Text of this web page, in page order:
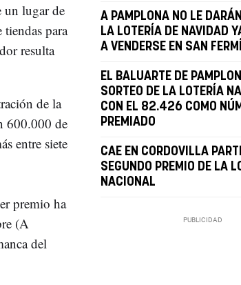
un lugar de
para
resulta
de la
600.000 de
entre siete
premio ha
(A
del
A PAMPLONA NO LE
LA LOTERÍA DE NAVIDAD
A VENDERSE EN SAN
EL BALUARTE DE
SORTEO DE LA LOTERÍA
CON EL 82.426 COMO
PREMIADO
CAE EN CORDOVILLA
SEGUNDO PREMIO DE LA
NACIONAL